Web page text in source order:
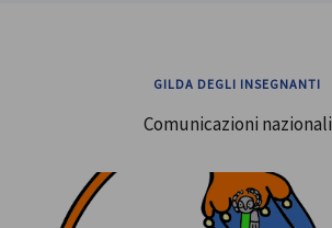
GILDA DEGLI INSEGNANTI
Comunicazioni nazionali